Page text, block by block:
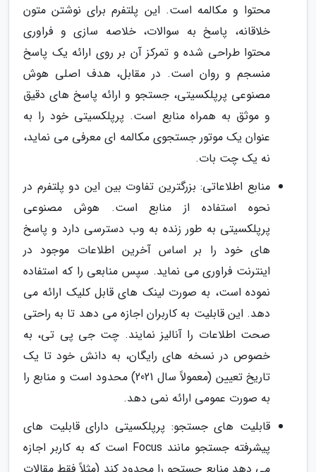
محتوا و مکالمه است. این پلتفرم برای نوشتن متون
خلاقانه، پاسخ به سوالات، خلاصه سازی و فراوری
محتوا طراحی شده و تمرکز آن بر روی ارائه یک پاسخ
منسجم و روان است. در مقابل، هدف اصلی هوش
مصنوعی پرپلکسیتی، جستجو و ارائه پاسخ های دقیق
و موثق به همراه منابع است. پرپلکسیتی خود را به
عنوان یک موتور جستجوی مکالمه ای معرفی می نماید،
نه یک چت بات.
منابع اطلاعاتی: بزرگترین تفاوت بین این دو پلتفرم در
نحوه استفاده از منابع است. هوش مصنوعی
پرپلکسیتی به طور زنده به وب دسترسی دارد و پاسخ
های خود را بر اساس آخرین اطلاعات موجود در
اینترنت فراوری می نماید. سپس منابعی را که استفاده
نموده است، به صورت لینک های قابل کلیک ارائه می
دهد. این قابلیت به کاربران اجازه می دهد تا به راحتی
صحت اطلاعات را آنالیز نمایند. چت جی پی تی، به
خصوص در نسخه های رایگان، به دانش خود تا یک
تاریخ تعیین (معمولاً سال 2021) محدود است و منابع را
به صورت عمومی ارائه نمی دهد.
قابلیت های جستجو: پرپلکسیتی دارای قابلیت های
پیشرفته جستجو مانند Focus است که به کاربر اجازه